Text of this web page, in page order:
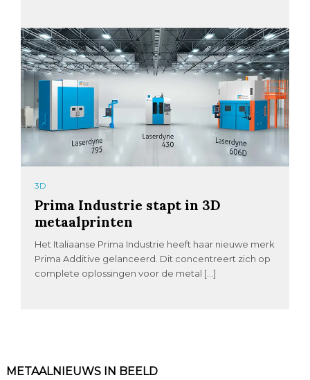
3D
Prima Industrie stapt in 3D
metaalprinten
Het Italiaanse Prima Industrie heeft haar nieuwe merk
Prima Additive gelanceerd. Dit concentreert zich op
complete oplossingen voor de metal […]
METAALNIEUWS IN BEELD